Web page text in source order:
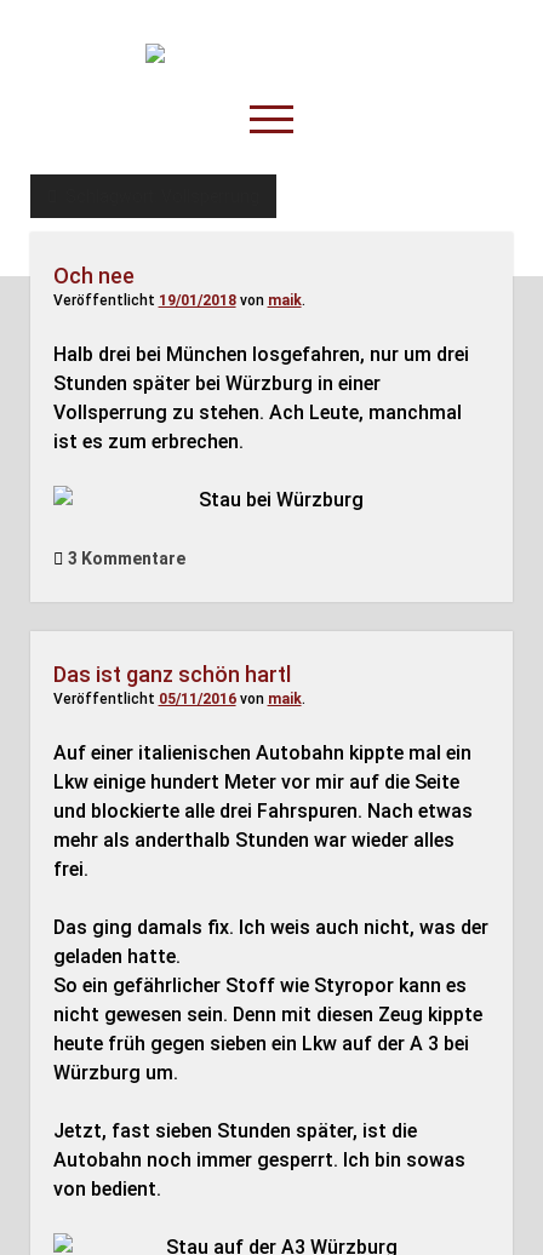
TruckOnline.de
open
menu
facebook
threadslinkedin
Disposition
Och nee
Veröffentlicht 19/01/2018von maik.
Halb drei bei München losgefahren, nur um drei
Stunden später bei Würzburg in einer
Vollsperrung zu stehen. Ach Leute, manchmal
ist es zum erbrechen.
3 Kommentare
Das ist ganz schön hartl
Veröffentlicht 05/11/2016von maik.
Auf einer italienischen Autobahn kippte mal ein
Lkw einige hundert Meter vor mir auf die Seite
und blockierte alle drei Fahrspuren. Nach etwas
mehr als anderthalb Stunden war wieder alles
frei.
Das ging damals fix. Ich weis auch nicht, was der
geladen hatte.
So ein gefährlicher Stoff wie Styropor kann es
nicht gewesen sein. Denn mit diesen Zeug kippte
heute früh gegen sieben ein Lkw auf der A 3 bei
Würzburg um.
Jetzt, fast sieben Stunden später, ist die
Autobahn noch immer gesperrt. Ich bin sowas
von bedient.